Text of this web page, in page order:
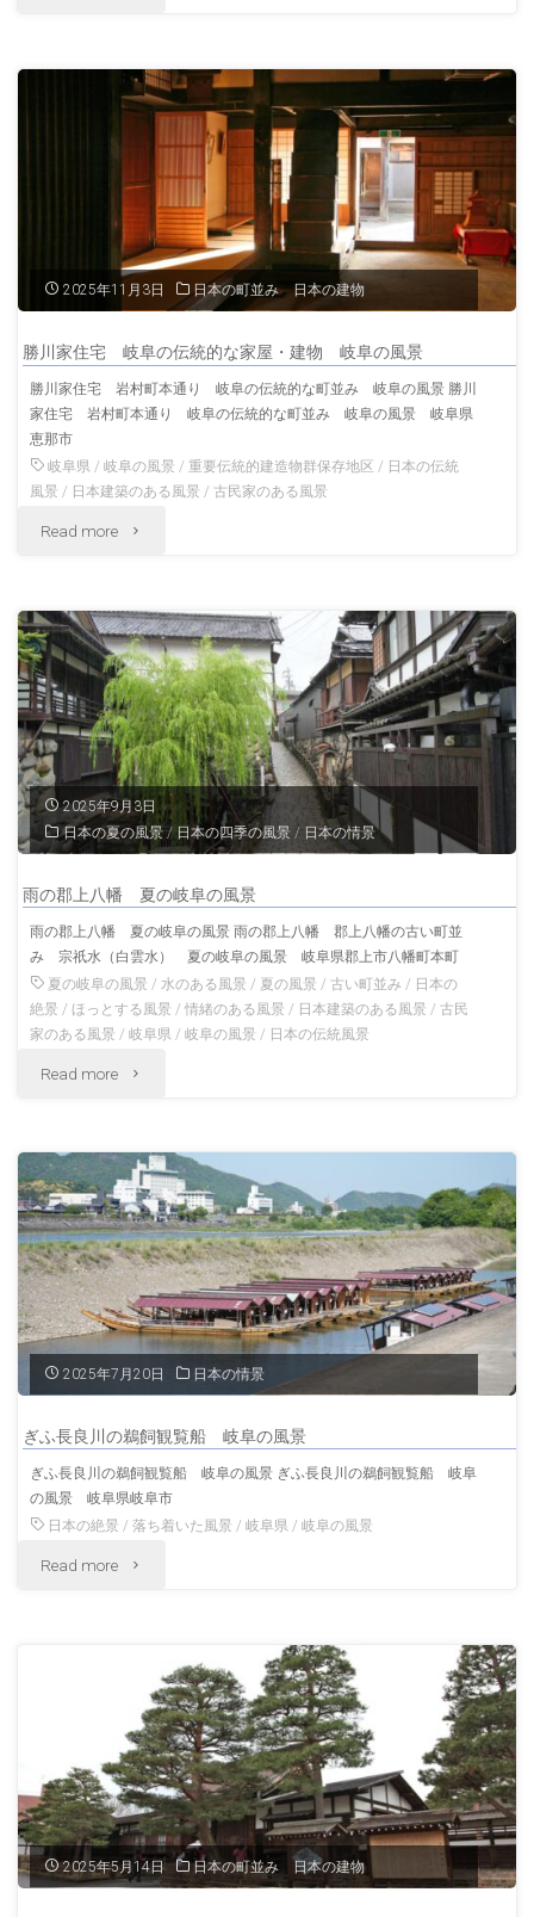
的
古
町
岐
阜
景"
夜
八
神
社
冬
阜
の
風
景"
2025年11月3日 日本の町並み 日本の建物
勝川家住宅 岐阜の伝統的な家屋・建物 岐阜の風景
勝川家住宅 岩村町本通り 岐阜の伝統的な町並み 岐阜の風景 勝川
家住宅 岩村町本通り 岐阜の伝統的な町並み 岐阜の風景 岐阜県
恵那市
岐阜県 /岐阜の風景 /重要伝統的建造物群保存地区 / 日本の伝統
風景 / 日本建築のある風景 /古民家のある風景
Read more "勝
家
住
宅
岐
阜
伝
統
的
屋・
建
物
岐
阜
の
風
景"
2025年9月3日
日本の夏の風景 / 日本の四季の風景 / 日本の情景
雨の郡上八幡 夏の岐阜の風景
雨の郡上八幡 夏の岐阜の風景 雨の郡上八幡 郡上八幡の古い町並
み 宗祇水（白雲水） 夏の岐阜の風景 岐阜県郡上市八幡町本町
夏の岐阜の風景 / 水のある風景 / 夏の風景 /古い町並み / 日本の
絶景 /ほっとする風景 /情緒のある風景 / 日本建築のある風景 /古民
家のある風景 /岐阜県 /岐阜の風景 / 日本の伝統風景
Read more "雨
郡
上
八
幡
夏
岐
阜
2025年7月20日 日本の情景
ぎふ長良川の鵜飼観覧船 岐阜の風景
ぎふ長良川の鵜飼観覧船 岐阜の風景 ぎふ長良川の鵜飼観覧船 岐阜
の風景 岐阜県岐阜市
日本の絶景 /落ち着いた風景 /岐阜県 /岐阜の風景
Read more "ぎ
川
の
鵜
2025年5月14日 日本の町並み 日本の建物